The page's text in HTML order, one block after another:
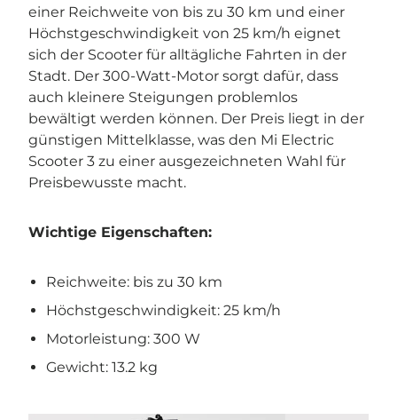
einer Reichweite von bis zu 30 km und einer
Höchstgeschwindigkeit von 25 km/h eignet
sich der Scooter für alltägliche Fahrten in der
Stadt. Der 300-Watt-Motor sorgt dafür, dass
auch kleinere Steigungen problemlos
bewältigt werden können. Der Preis liegt in der
günstigen Mittelklasse, was den Mi Electric
Scooter 3 zu einer ausgezeichneten Wahl für
Preisbewusste macht.
Wichtige Eigenschaften:
Reichweite: bis zu 30 km
Höchstgeschwindigkeit: 25 km/h
Motorleistung: 300 W
Gewicht: 13.2 kg